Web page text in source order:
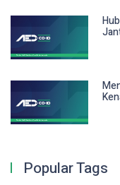
Popular Tags